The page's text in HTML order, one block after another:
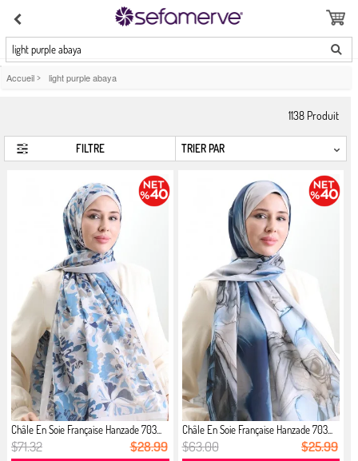
light purple abaya
Accueil > light purple abaya
1138 Produit
FILTRE
Châle En Soie Française Hanzade 703...
$71.32 $28.99
Châle En Soie Française Hanzade 703...
$63.00 $25.99